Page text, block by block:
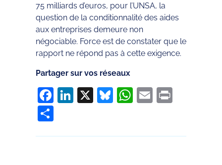
75 milliards d’euros, pour l’UNSA, la
question de la conditionnalité des aides
aux entreprises demeure non
négociable. Force est de constater que le
rapport ne répond pas à cette exigence.
Partager sur vos réseaux
Facebook
LinkedIn
X Bluesky
WhatsApp
Email